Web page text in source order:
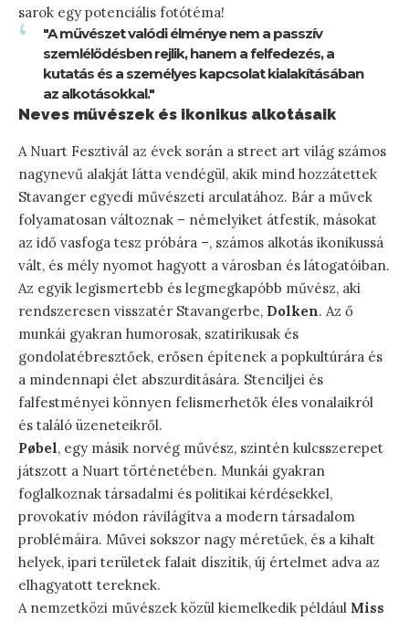
sarok egy potenciális fotótéma!
"A művészet valódi élménye nem a passzív
szemlélődésben rejlik, hanem a felfedezés, a
kutatás és a személyes kapcsolat kialakításában
az alkotásokkal."
Neves művészek és ikonikus alkotásaik
A Nuart Fesztivál az évek során a street art világ számos
nagynevű alakját látta vendégül, akik mind hozzátettek
Stavanger egyedi művészeti arculatához. Bár a művek
folyamatosan változnak – némelyiket átfestik, másokat
az idő vasfoga tesz próbára –, számos alkotás ikonikussá
vált, és mély nyomot hagyott a városban és látogatóiban.
Az egyik legismertebb és legmegkapóbb művész, aki
rendszeresen visszatér Stavangerbe, Dolken. Az ő
munkái gyakran humorosak, szatirikusak és
gondolatébresztőek, erősen építenek a popkultúrára és
a mindennapi élet abszurditására. Stenciljei és
falfestményei könnyen felismerhetők éles vonalaikról
és találó üzeneteikről.
Pøbel, egy másik norvég művész, szintén kulcsszerepet
játszott a Nuart történetében. Munkái gyakran
foglalkoznak társadalmi és politikai kérdésekkel,
provokatív módon rávilágítva a modern társadalom
problémáira. Művei sokszor nagy méretűek, és a kihalt
helyek, ipari területek falait díszítik, új értelmet adva az
elhagyatott tereknek.
A nemzetközi művészek közül kiemelkedik például Miss